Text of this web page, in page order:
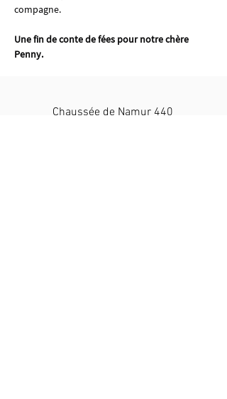
compagne.
Une fin de conte de fées pour notre chère
Penny.
Chaussée de Namur 440